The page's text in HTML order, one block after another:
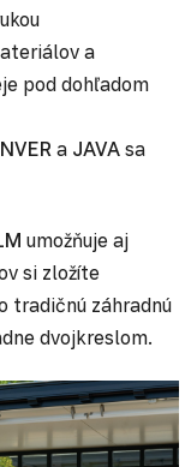
a
pod dohľadom
a JAVA sa
umožňuje aj
si zložíte
tradičnú záhradnú
dvojkreslom.